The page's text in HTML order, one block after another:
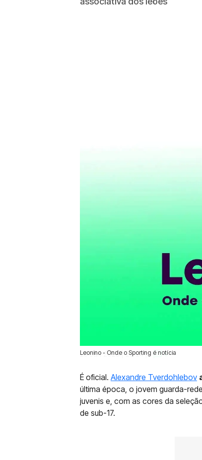
Leonino - Onde o Sporting é notícia
25 Jun 2025 | 20:24 | 0
É oficial. Alexandre Tverdohlebov
última época, o jovem guarda-
juvenis e, com as cores da
de sub-17.